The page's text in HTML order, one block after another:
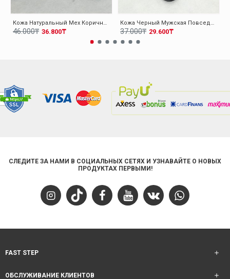
Кожа Натуральный Мех Коричневый Мужская Повседневная Обувь 126KMA137
36.800₸
46.000₸
Кожа Черный Мужская Повседневная Обувь 126MA001
29.600₸
37.000₸
СЛЕДИТЕ ЗА НАМИ В СОЦИАЛЬНЫХ СЕТЯХ И УЗНАВАЙТЕ О НОВЫХ
ПРОДУКТАХ ПЕРВЫМИ!
FAST STEP
ОБСЛУЖИВАНИЕ КЛИЕНТОВ